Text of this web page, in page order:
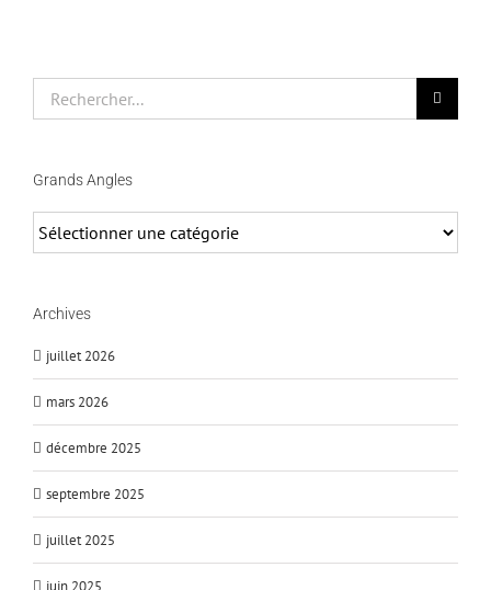
Grands Angles
Angles
Archives
juillet 2026
mars 2026
décembre 2025
septembre 2025
juillet 2025